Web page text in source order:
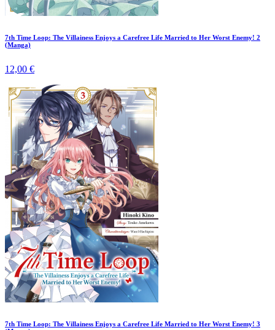
7th Time Loop: The Villainess Enjoys a Carefree Life Married to Her Worst Enemy! 2
(Manga)
12,00 €
7th Time Loop: The Villainess Enjoys a Carefree Life Married to Her Worst Enemy! 3